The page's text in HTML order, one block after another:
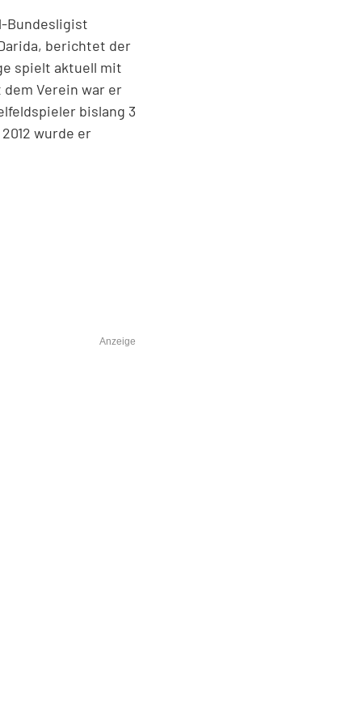
Bundesligist
berichtet der
spielt aktuell mit
Verein war er
bislang 3
wurde er
Anzeige